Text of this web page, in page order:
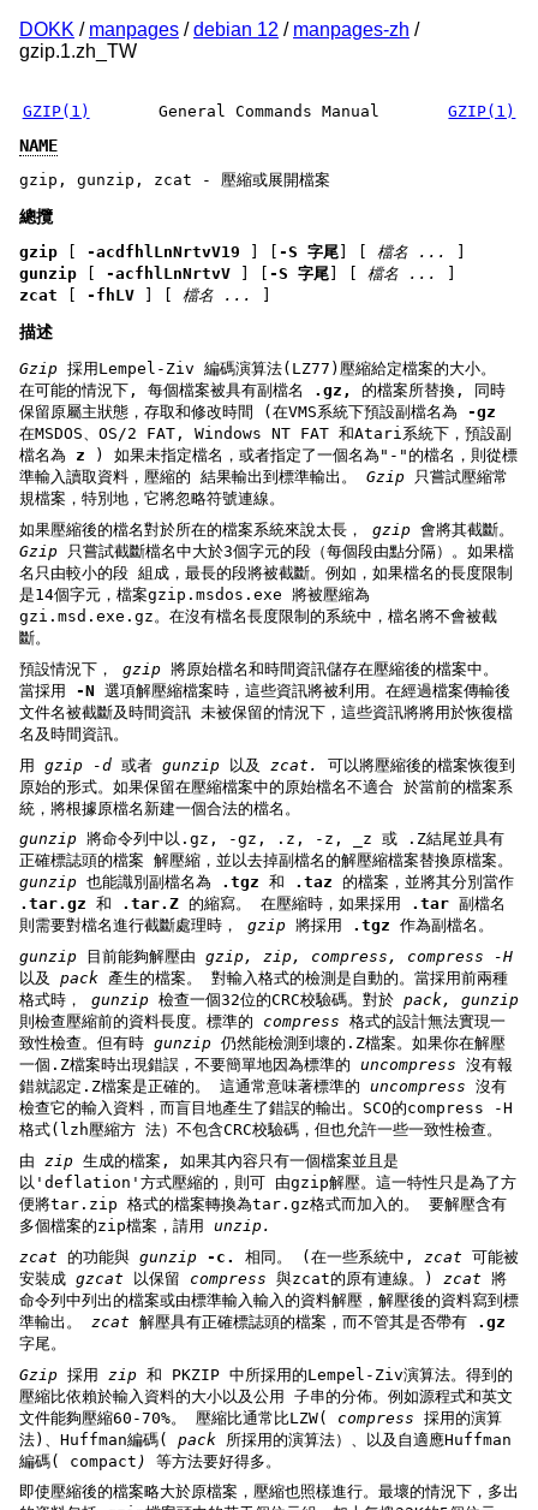
DOKK / manpages /debian 12 / manpages-zh /
gzip.1.zh_TW
GZIP(1) General Commands Manual GZIP(1)
NAME
gzip, gunzip, zcat - 壓縮或展開檔案
總攬
gzip -acdfhlLnNrtvV19 -S 字尾 檔名 ...
gunzip
-acfhlLnNrtvV -S 字尾 檔名 ...
zcat
-fhLV 檔名 ...
描述
Gzip 採用Lempel-Ziv 編碼演算法(LZ77)壓縮給定檔案的大小。
在可能的情況下, 每個檔案被具有副檔名
.gz,
的檔案所替換, 同時
保留原屬主狀態，存取和修改時間 (在VMS系統下預設副檔名為 -gz
在MSDOS、OS/2 FAT, Windows NT FAT 和Atari系統下，預設副
檔名為 z ) 如果未指定檔名，或者指定了一個名為"-"的檔名，則從標
準輸入讀取資料，壓縮的 結果輸出到標準輸出。 Gzip 只嘗試壓縮常
規檔案，特別地，它將忽略符號連線。
如果壓縮後的檔名對於所在的檔案系統來說太長， gzip 會將其截斷。
Gzip 只嘗試截斷檔名中大於3個字元的段（每個段由點分隔）。如果檔
名只由較小的段 組成，最長的段將被截斷。例如，如果檔名的長度限制
是14個字元，檔案gzip.msdos.exe 將被壓縮為
gzi.msd.exe.gz。在沒有檔名長度限制的系統中，檔名將不會被截
斷。
預設情況下， gzip 將原始檔名和時間資訊儲存在壓縮後的檔案中。
當採用 -N 選項解壓縮檔案時，這些資訊將被利用。在經過檔案傳輸後
文件名被截斷及時間資訊 未被保留的情況下，這些資訊將將用於恢復檔
名及時間資訊。
用 gzip -d 或者 gunzip 以及 zcat.
可以將壓縮後的檔案恢復到
原始的形式。如果保留在壓縮檔案中的原始檔名不適合 於當前的檔案系
統，將根據原檔名新建一個合法的檔名。
gunzip 將命令列中以.gz, -gz, .z, -z, _z 或 .Z結尾並具有
正確標誌頭的檔案 解壓縮，並以去掉副檔名的解壓縮檔案替換原檔案。
gunzip 也能識別副檔名為 .tgz 和 .taz 的檔案，並將其分別當作
.tar.gz 和 .tar.Z 的縮寫。 在壓縮時，如果採用 .tar 副檔名
則需要對檔名進行截斷處理時， gzip 將採用 .tgz 作為副檔名。
gunzip 目前能夠解壓由 gzip, zip, compress, compress -H
以及 pack 產生的檔案。 對輸入格式的檢測是自動的。當採用前兩種
格式時， gunzip 檢查一個32位的CRC校驗碼。對於 pack, gunzip
則檢查壓縮前的資料長度。標準的 compress 格式的設計無法實現一
致性檢查。但有時 gunzip 仍然能檢測到壞的.Z檔案。如果你在解壓
一個.Z檔案時出現錯誤，不要簡單地因為標準的 uncompress 沒有報
錯就認定.Z檔案是正確的。 這通常意味著標準的 uncompress 沒有
檢查它的輸入資料，而盲目地產生了錯誤的輸出。SCO的compress -H
格式(lzh壓縮方 法）不包含CRC校驗碼，但也允許一些一致性檢查。
由 zip 生成的檔案, 如果其內容只有一個檔案並且是
以'deflation'方式壓縮的，則可 由gzip解壓。這一特性只是為了方
便將tar.zip 格式的檔案轉換為tar.gz格式而加入的。 要解壓含有
多個檔案的zip檔案，請用 unzip.
zcat 的功能與 gunzip -c. 相同。 (在一些系統中, zcat 可能被
安裝成 gzcat 以保留 compress 與zcat的原有連線。) zcat 將
命令列中列出的檔案或由標準輸入輸入的資料解壓，解壓後的資料寫到標
準輸出。 zcat 解壓具有正確標誌頭的檔案，而不管其是否帶有
.gz
字尾。
Gzip 採用 zip 和 PKZIP 中所採用的Lempel-Ziv演算法。得到的
壓縮比依賴於輸入資料的大小以及公用 子串的分佈。例如源程式和英文
文件能夠壓縮60-70%。 壓縮比通常比LZW( compress 採用的演算
法)、Huffman編碼( pack 所採用的演算法）、以及自適應Huffman
編碼( compact )
等方法要好得多。
即使壓縮後的檔案略大於原檔案，壓縮也照樣進行。最壞的情況下，多出